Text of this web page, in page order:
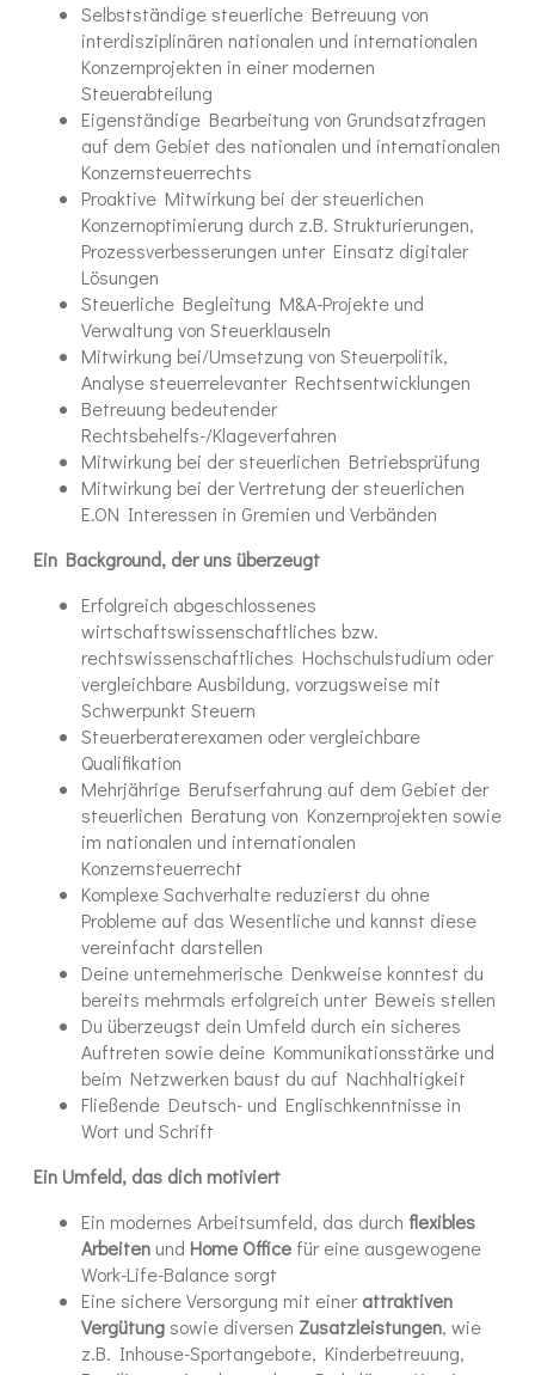
Selbstständige steuerliche Betreuung von
interdisziplinären nationalen und internationalen
Konzernprojekten in einer modernen
Steuerabteilung
Eigenständige Bearbeitung von Grundsatzfragen
auf dem Gebiet des nationalen und internationalen
Konzernsteuerrechts
Proaktive Mitwirkung bei der steuerlichen
Konzernoptimierung durch z.B. Strukturierungen,
Prozessverbesserungen unter Einsatz digitaler
Lösungen
Steuerliche Begleitung M&A-Projekte und
Verwaltung von Steuerklauseln
Mitwirkung bei/Umsetzung von Steuerpolitik,
Analyse steuerrelevanter Rechtsentwicklungen
Betreuung bedeutender
Rechtsbehelfs-/Klageverfahren
Mitwirkung bei der steuerlichen Betriebsprüfung
Mitwirkung bei der Vertretung der steuerlichen
E.ON Interessen in Gremien und Verbänden
Ein Background, der uns überzeugt
Erfolgreich abgeschlossenes
wirtschaftswissenschaftliches bzw.
rechtswissenschaftliches Hochschulstudium oder
vergleichbare Ausbildung, vorzugsweise mit
Schwerpunkt Steuern
Steuerberaterexamen oder vergleichbare
Qualifikation
Mehrjährige Berufserfahrung auf dem Gebiet der
steuerlichen Beratung von Konzernprojekten sowie
im nationalen und internationalen
Konzernsteuerrecht
Komplexe Sachverhalte reduzierst du ohne
Probleme auf das Wesentliche und kannst diese
vereinfacht darstellen
Deine unternehmerische Denkweise konntest du
bereits mehrmals erfolgreich unter Beweis stellen
Du überzeugst dein Umfeld durch ein sicheres
Auftreten sowie deine Kommunikationsstärke und
beim Netzwerken baust du auf Nachhaltigkeit
Fließende Deutsch- und Englischkenntnisse in
Wort und Schrift
Ein Umfeld, das dich motiviert
Ein modernes Arbeitsumfeld, das durch flexibles
Arbeiten und Home Office für eine ausgewogene
Work-Life-Balance sorgt
Eine sichere Versorgung mit einerattraktiven
Vergütungsowie diversen Zusatzleistungen, wie
z.B. Inhouse-Sportangebote, Kinderbetreuung,